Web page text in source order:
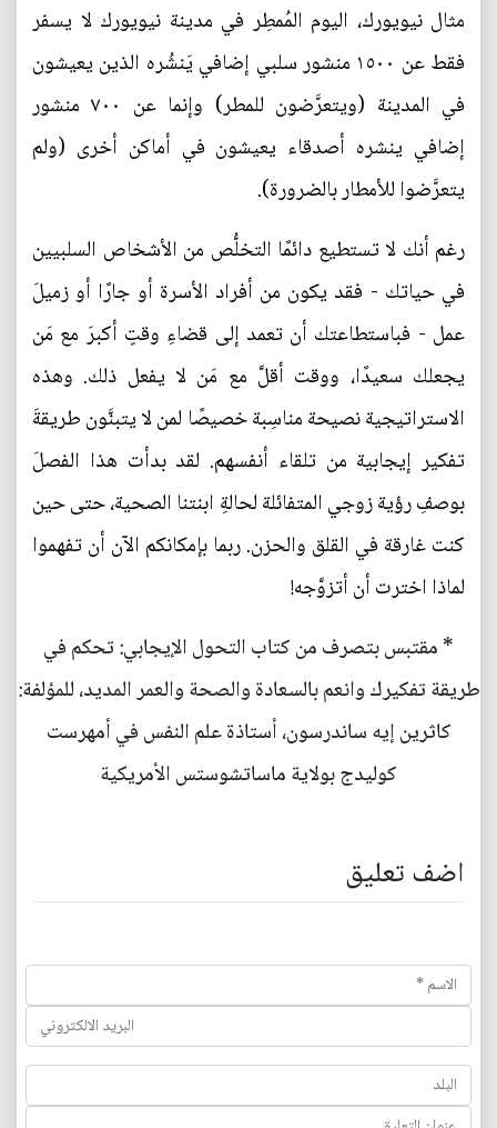
مثال نيويورك، اليوم المُمطِر في مدينة نيويورك لا يسفر
فقط عن ١٥٠٠ منشور سلبي إضافي يَنشُره الذين يعيشون
في المدينة (ويتعرَّضون للمطر) وإنما عن ٧٠٠ منشور
إضافي ينشره أصدقاء يعيشون في أماكن أخرى (ولم
يتعرَّضوا للأمطار بالضرورة).
رغم أنك لا تستطيع دائمًا التخلُّص من الأشخاص السلبيين
في حياتك - فقد يكون من أفراد الأسرة أو جارًا أو زميلَ
عمل - فباستطاعتك أن تعمد إلى قضاءِ وقتٍ أكبرَ مع مَن
يجعلك سعيدًا، ووقت أقلَّ مع مَن لا يفعل ذلك. وهذه
الاستراتيجية نصيحة مناسِبة خصيصًا لمن لا يتبنَّون طريقةَ
تفكير إيجابية من تلقاء أنفسهم. لقد بدأت هذا الفصلَ
بوصفِ رؤية زوجي المتفائلة لحالةِ ابنتنا الصحية، حتى حين
كنت غارقة في القلق والحزن. ربما بإمكانكم الآن أن تفهموا
لماذا اخترت أن أتزوَّجه!
* مقتبس بتصرف من كتاب التحول الإيجابي: تحكم في
طريقة تفكيرك وانعم بالسعادة والصحة والعمر المديد، للمؤلفة:
كاثرين إيه ساندرسون، أستاذة علم النفس في أمهرست
كوليدج بولاية ماساتشوستس الأمريكية
اضف تعليق